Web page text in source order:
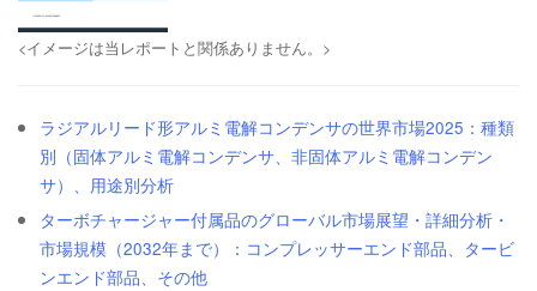
<イメージは当レポートと関係ありません。>
ラジアルリード形アルミ電解コンデンサの世界市場2025：種類
別（固体アルミ電解コンデンサ、非固体アルミ電解コンデン
サ）、用途別分析
ターボチャージャー付属品のグローバル市場展望・詳細分析・
市場規模（2032年まで）：コンプレッサーエンド部品、タービ
ンエンド部品、その他